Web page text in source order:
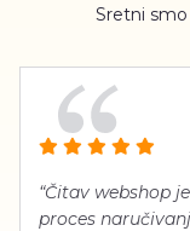
Sretni
“Čitav webshop
proces